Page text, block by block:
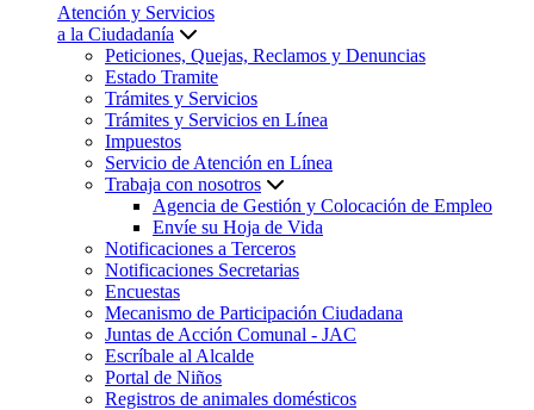
Atención y Servicios
a la Ciudadanía
Peticiones, Quejas, Reclamos y Denuncias
Estado Tramite
Trámites y Servicios
Trámites y Servicios en Línea
Impuestos
Servicio de Atención en Línea
Trabaja con nosotros
Agencia de Gestión y Colocación de Empleo
Envíe su Hoja de Vida
Notificaciones a Terceros
Notificaciones Secretarias
Encuestas
Mecanismo de Participación Ciudadana
Juntas de Acción Comunal - JAC
Escríbale al Alcalde
Portal de Niños
Registros de animales domésticos